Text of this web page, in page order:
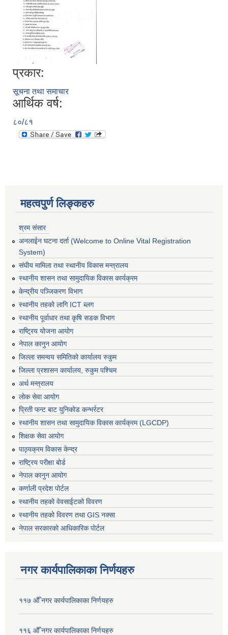
प्रकार:
सूचना तथा समाचार
आर्थिक वर्ष:
८०/८१
महत्वपुर्ण लिङ्कहरु
श्रम संसार
अनलाईन घटना दर्ता (Welcome to Online Vital Registration
System)
संघीय मामिला तथा स्थानीय विकास मन्त्रालय
स्थानीय शासन तथा सामुदायिक विकास कार्यक्रम
केन्द्रीय पञ्जिकरण विभाग
स्थानीय तहको लागि ICT ब्लग
स्थानीय पूर्वाधार तथा कृषि सडक विभाग
राष्ट्रिय योजना आयोग
नेपाल कानुन आयोग
जिल्ला समन्वय समितिको कार्यालय रुकुम
जिल्ला प्रशासन कार्यालय, रुकुम पश्चिम
अर्थ मन्त्रालय
लोक सेवा आयोग
प्रिती फन्ट बाट युनिकोड कन्भर्रटर
स्थानीय शासन तथा सामुदायिक विकास कार्यक्रम (LGCDP)
शिक्षक सेवा आयोग
पाठ्यक्रम विकास केन्द्र
राष्ट्रिय परीक्षा बोर्ड
नेपाल कानुन आयोग
कर्णाली प्रदेश पोर्टल
स्थानीय तहको वेवसाईटको विवरण
स्थानीय तहको विवरण तथा GIS नक्सा
नेपाल सरकारको आधिकारिक पोर्टल
नगर कार्यपालिकाका निर्णयहरु
११७ औँ नगर कार्यपालिकाका निर्णयहरु
११६ औँ नगर कार्यपालिकाका निर्णयहरु